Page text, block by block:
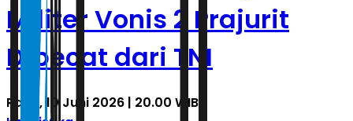
Militer Vonis 2 Prajurit
Dipecat dari TNI
Rabu, 10 Juni 2026 | 20.00 WIB